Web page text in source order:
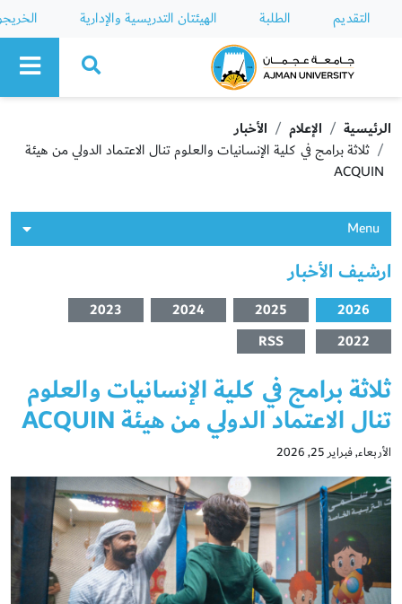
التقديم الطلبة الهيئتان التدريسية والإدارية
Ajman University
الرئيسية الإعلام
الأخبار
ثلاثة برامج في كلية الإنسانيات والعلوم تنال الاعتماد الدولي من هيئة
ACQUIN
Menu
ارشيف الأخبار
2026
2025
2024
2023
2022
RSS
ثلاثة برامج في كلية الإنسانيات والعلوم
تنال الاعتماد الدولي من هيئة ACQUIN
الأربعاء, فبراير 25, 2026